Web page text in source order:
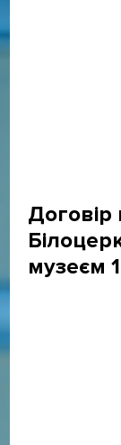
Договір
музеєм